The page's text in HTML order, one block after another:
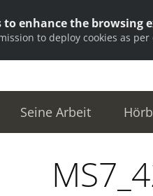
Seine Arbeit
to enhance the browsing
to deploy cookies as per